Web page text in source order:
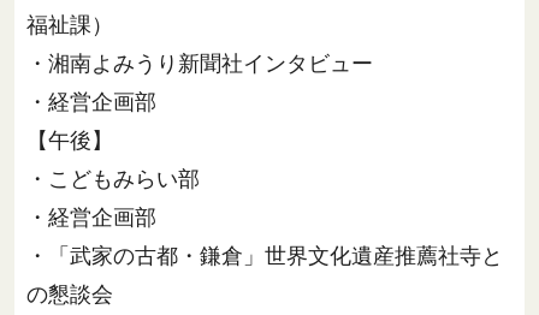
福祉課）
・湘南よみうり新聞社インタビュー
・経営企画部
【午後】
・こどもみらい部
・経営企画部
・「武家の古都・鎌倉」世界文化遺産推薦社寺と
の懇談会